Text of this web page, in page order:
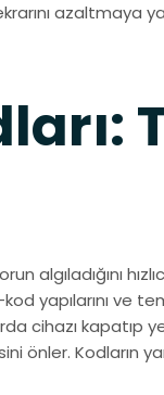
azaltmaya
algıladığını
kod yapılarını ve
cihazı kapatıp
önler. Kodların